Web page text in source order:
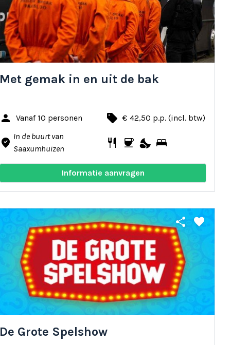
Met gemak in en uit de bak
person Vanaf 10 personen local_offer € 42,50 p.p. (incl. btw)
where_to_vote In de buurt van
Saaxumhuizen
restaurant coffee nights_stay bed
Informatie aanvragen
share favorite
De Grote Spelshow